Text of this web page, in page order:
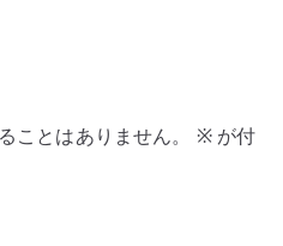
ことはありません。 ※が付